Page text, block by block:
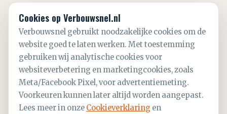
Aanvraag starten
Contact
CONTACT
06 28 21 52 59
info@verbouwsnel.nl
Cookies op Verbouwsnel.nl
Verbouwsnel gebruikt noodzakelijke cookies om de
website goed te laten werken. Met toestemming
gebruiken wij analytische cookies voor
websiteverbetering en marketingcookies, zoals
Meta/Facebook Pixel, voor advertentiemeting.
Voorkeuren kunnen later altijd worden aangepast.
Lees meer in onze Cookieverklaring en